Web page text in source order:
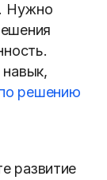
Нужно
решению
развитие